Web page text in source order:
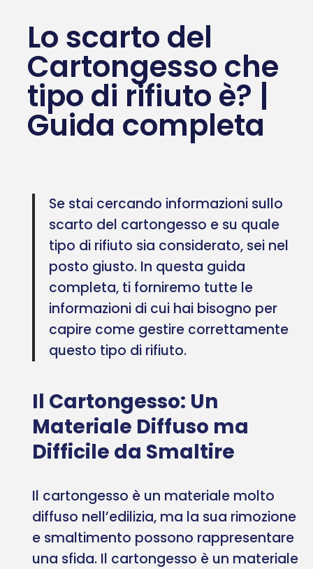
Lo scarto del
Cartongesso che
tipo di rifiuto è? |
Guida completa
Se stai cercando informazioni sullo
scarto del cartongesso e su quale
tipo di rifiuto sia considerato, sei nel
posto giusto. In questa guida
completa, ti forniremo tutte le
informazioni di cui hai bisogno per
capire come gestire correttamente
questo tipo di rifiuto.
Il Cartongesso: Un
Materiale Diffuso ma
Difficile da Smaltire
Il cartongesso è un materiale molto
diffuso nell’edilizia, ma la sua rimozione
e smaltimento possono rappresentare
una sfida. Il cartongesso è un materiale